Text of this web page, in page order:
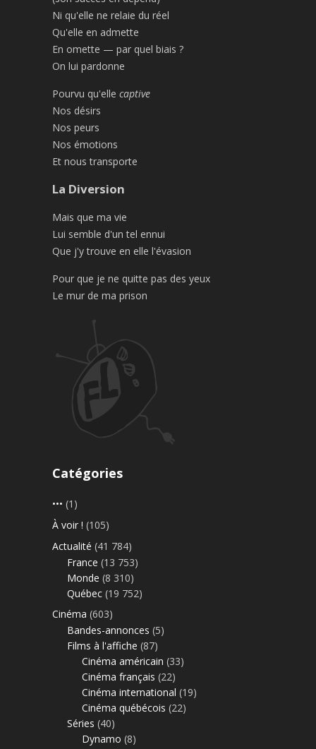
Ni qu'elle ne relaie du réel
Qu'elle en admette
En omette — par quel biais ?
On lui pardonne
Pourvu qu'elle captive
Nos désirs
Nos peurs
Nos émotions
Et nous transporte
La Diversion
Mais que ma vie
Lui semble d'un tel ennui
Que j'y trouve en elle l'évasion
Pour que je ne quitte pas des yeux
Le mur de ma prison
Catégories
••• (1)
À voir ! (105)
Actualité (41 784)
France (13 753)
Monde (8 310)
Québec (19 752)
Cinéma (603)
Bandes-annonces (5)
Films à l'affiche (87)
Cinéma américain (33)
Cinéma français (22)
Cinéma international (19)
Cinéma québécois (22)
Séries (40)
Dynamo (8)